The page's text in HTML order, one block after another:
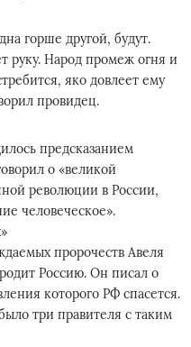
горше другой, будут.
руку. Народ промеж огня и
яко довлеет ему
провидец.
предсказанием
о «великой
революции в России,
человеческое».
пророчеств Авеля
Россию. Он писал о
которого РФ спасется.
три правителя с таким